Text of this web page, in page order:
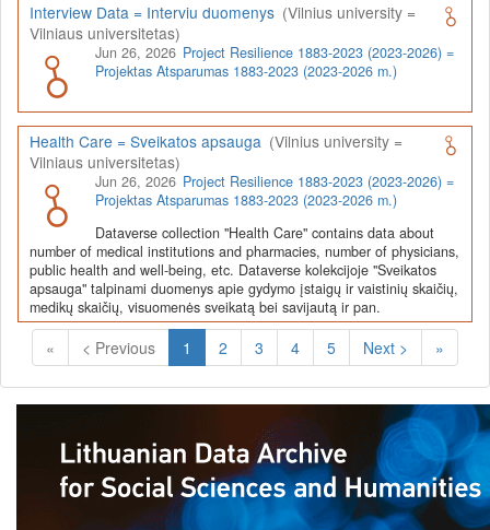
Interview Data = Interviu duomenys (Vilnius university =
Vilniaus universitetas)
Jun 26, 2026 Project Resilience 1883-2023 (2023-2026) =
Projektas Atsparumas 1883-2023 (2023-2026 m.)
Health Care = Sveikatos apsauga (Vilnius university =
Vilniaus universitetas)
Jun 26, 2026 Project Resilience 1883-2023 (2023-2026) =
Projektas Atsparumas 1883-2023 (2023-2026 m.)
Dataverse collection "Health Care" contains data about
number of medical institutions and pharmacies, number of physicians,
public health and well-being, etc. Dataverse kolekcijoje "Sveikatos
apsauga" talpinami duomenys apie gydymo įstaigų ir vaistinių skaičių,
medikų skaičių, visuomenės sveikatą bei savijautą ir pan.
« < Previous 1 (Current)
2 3 4 5 Next > »